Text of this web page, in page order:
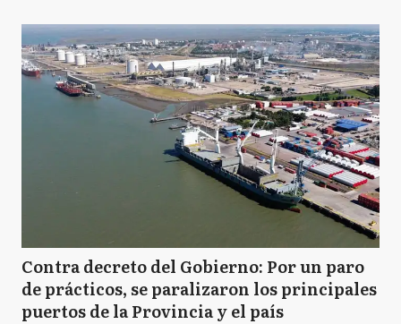
Contra decreto del Gobierno: Por un paro
de prácticos, se paralizaron los principales
puertos de la Provincia y el país